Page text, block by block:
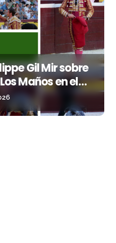
Gil Mir sobre
Maños en el